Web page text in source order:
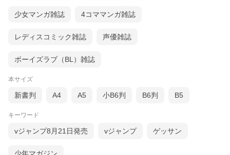
少女マンガ雑誌 4コママンガ雑誌
レディスコミック雑誌 声優雑誌
ボーイズラブ（BL）雑誌
本サイズ
新書判 A4 A5 小B6判 B6判 B5
キーワード
vジャンプ8月21日発売 vジャンプ ゲッサン